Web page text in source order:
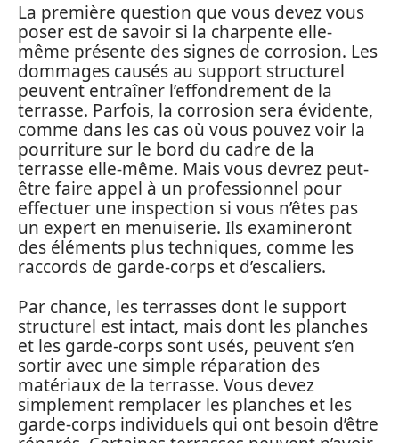
La première question que vous devez vous
poser est de savoir si la charpente elle-
même présente des signes de corrosion. Les
dommages causés au support structurel
peuvent entraîner l’effondrement de la
terrasse. Parfois, la corrosion sera évidente,
comme dans les cas où vous pouvez voir la
pourriture sur le bord du cadre de la
terrasse elle-même. Mais vous devrez peut-
être faire appel à un professionnel pour
effectuer une inspection si vous n’êtes pas
un expert en menuiserie. Ils examineront
des éléments plus techniques, comme les
raccords de garde-corps et d’escaliers.
Par chance, les terrasses dont le support
structurel est intact, mais dont les planches
et les garde-corps sont usés, peuvent s’en
sortir avec une simple réparation des
matériaux de la terrasse. Vous devez
simplement remplacer les planches et les
garde-corps individuels qui ont besoin d’être